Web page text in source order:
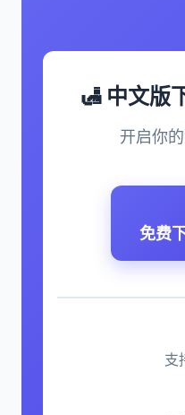
🛃 中文版
开启你
免费
支